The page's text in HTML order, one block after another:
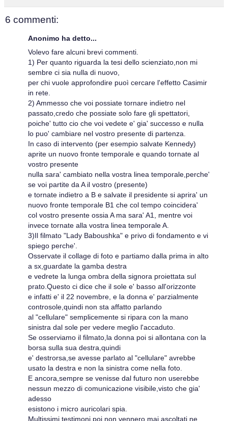
6 commenti:
Anonimo ha detto...
Volevo fare alcuni brevi commenti.
1) Per quanto riguarda la tesi dello scienziato,non mi
sembre ci sia nulla di nuovo,
per chi vuole approfondire puoì cercare l'effetto Casimir
in rete.
2) Ammesso che voi possiate tornare indietro nel
passato,credo che possiate solo fare gli spettatori,
poiche' tutto cio che voi vedete e' gia' successo e nulla
lo puo' cambiare nel vostro presente di partenza.
In caso di intervento (per esempio salvate Kennedy)
aprite un nuovo fronte temporale e quando tornate al
vostro presente
nulla sara' cambiato nella vostra linea temporale,perche'
se voi partite da A il vostro (presente)
e tornate indietro a B e salvate il presidente si aprira' un
nuovo fronte temporale B1 che col tempo coincidera'
col vostro presente ossia A ma sara' A1, mentre voi
invece tornate alla vostra linea temporale A.
3)Il filmato "Lady Baboushka" e privo di fondamento e vi
spiego perche'.
Osservate il collage di foto e partiamo dalla prima in alto
a sx,guardate la gamba destra
e vedrete la lunga ombra della signora proiettata sul
prato.Questo ci dice che il sole e' basso all'orizzonte
e infatti e' il 22 novembre, e la donna e' parzialmente
controsole,quindi non sta affatto parlando
al "cellulare" semplicemente si ripara con la mano
sinistra dal sole per vedere meglio l'accaduto.
Se osserviamo il filmato,la donna poi si allontana con la
borsa sulla sua destra,quindi
e' destrorsa,se avesse parlato al "cellulare" avrebbe
usato la destra e non la sinistra come nella foto.
E ancora,sempre se venisse dal futuro non userebbe
nessun mezzo di comunicazione visibile,visto che gia'
adesso
esistono i micro auricolari spia.
Multissimi testimoni,poi non vennero mai ascoltati ne